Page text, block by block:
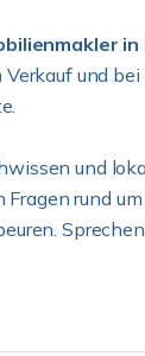
und bei
und
rund